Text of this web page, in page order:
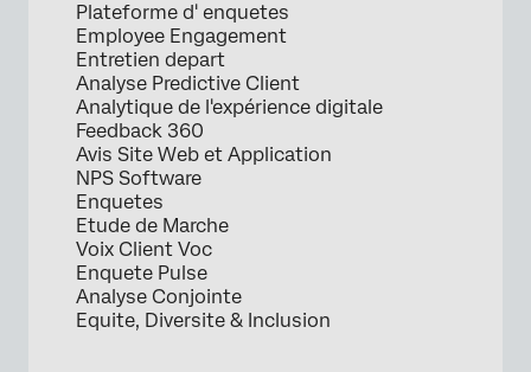
Plateforme d' enquetes
Employee Engagement
Entretien depart
Analyse Predictive Client
Analytique de l'expérience digitale
Feedback 360
Avis Site Web et Application
NPS Software
Enquetes
Etude de Marche
Voix Client Voc
Enquete Pulse
Analyse Conjointe
Equite, Diversite & Inclusion